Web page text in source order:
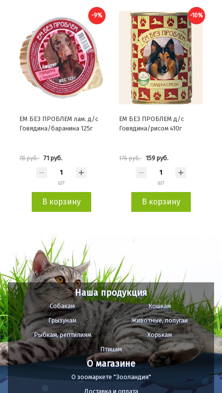
-9%
ЕМ БЕЗ ПРОБЛЕМ лам. д/с
Говядина/баранина 125г
78 руб. 71 руб.
шт
В корзину
-10%
ЕМ БЕЗ ПРОБЛЕМ д/с
Говядина/рисом 410г
176 руб. 159 руб.
шт
В корзину
Наша продукция
Собакам
Кошкам
Грызунам
Животные, попугаи
Рыбкам, рептилиям
Хорькам
Птицам
О магазине
О зоомаркете "Зооландия"
Доставка и оплата